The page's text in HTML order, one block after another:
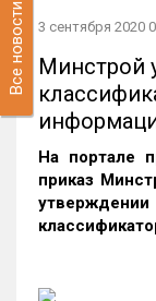
Все новости 3 сентября 2020
Минстрой
На портале
приказ